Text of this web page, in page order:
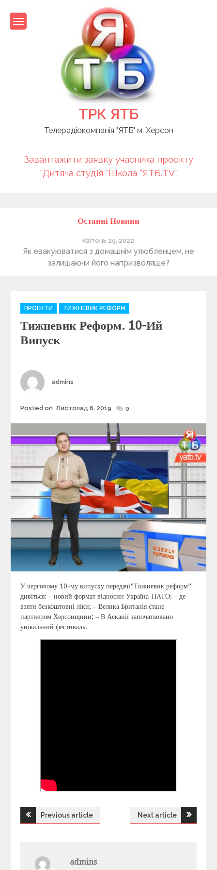
content
ТРК ЯТБ
Телерадіокомпанія "ЯТБ" м. Херсон
Завантажити заявку учасника проекту
"Дитяча студія "Школа "ЯТБ.TV"
Останні Новини
Квітень 29, 2022
Як евакуюватися з домашнім улюбленцем, не
залишаючи його напризволяще?
C
a
t
e
g
i
e
ПРОЕКТИ ТИЖНЕВИК РЕФОРМ
Тижневик Реформ. 10-Ий
Випуск
Author
admins
Posted
Posted on Листопад 6, 2019 0
У черговому 10-му випуску передачі”Тижневик реформ”
дивіться: – новий формат відносин Україна-НАТО; – де
взяти безкоштовні ліки; – Велика Британія стане
партнером Херсонщини; – В Асканії започатковано
унікальний фестиваль.
Н
Previous article Next article
admins